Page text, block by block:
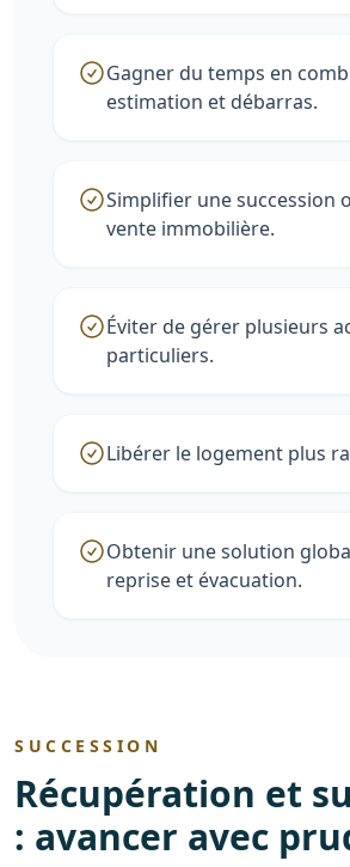
Gagner du temps en
estimation et débarras.
Simplifier une succession
vente immobilière.
Éviter de gérer plusieurs
particuliers.
Libérer le logement plus
Obtenir une solution
reprise et évacuation.
SUCCESSION
Récupération et
: avancer avec